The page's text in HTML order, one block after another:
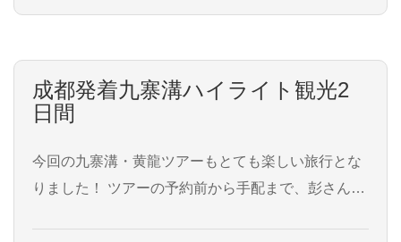
成都発着九寨溝ハイライト観光2
日間
今回の九寨溝・黄龍ツアーもとても楽しい旅行とな
りました！ ツアーの予約前から手配まで、彭さんに